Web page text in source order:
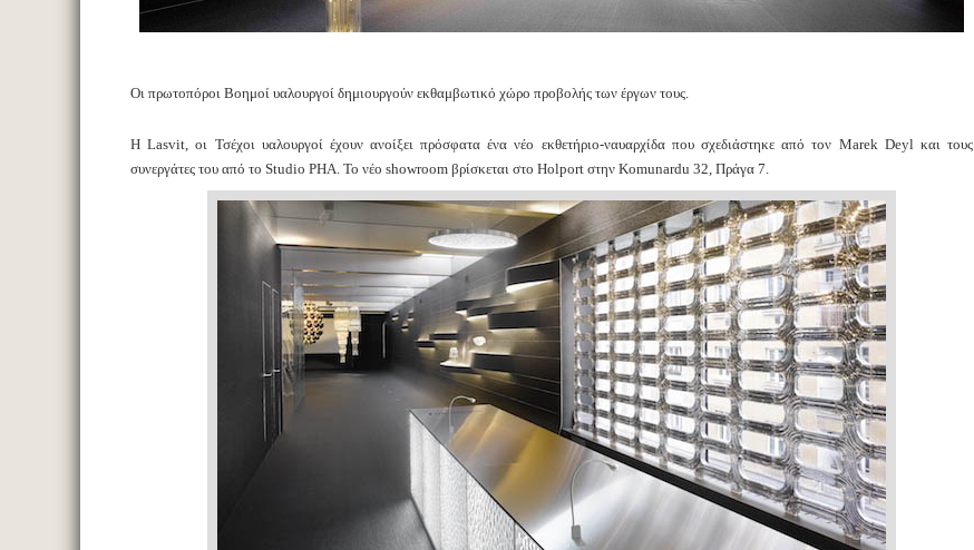
Οι πρωτοπόροι Βοημοί υαλουργοί δημιουργούν εκθαμβωτικό χώρο προβολής των έργων τους.
Η Lasvit, οι Τσέχοι υαλουργοί έχουν ανοίξει πρόσφατα ένα νέο εκθετήριο-ναυαρχίδα που σχεδιάστηκε από τον Marek Deyl και τους
συνεργάτες του από το Studio PHA. Το νέο showroom βρίσκεται στο Holport στην Komunardu 32, Πράγα 7.